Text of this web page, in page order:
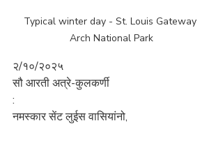
Typical winter day - St. Louis Gateway
Arch National Park
२/१०/२०२५
सौ आरती अत्रे-कुलकर्णी
:
नमस्कार सेंट लुईस वासियांनो,